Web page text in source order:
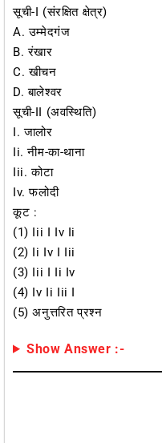
सूची-I (संरक्षित क्षेत्र)
A. उम्मेदगंज
B. रंखार
C. खीचन
D. बालेश्वर
सूची-II (अवस्थिति)
I. जालोर
Ii. नीम-का-थाना
Iii. कोटा
Iv. फलोदी
कूट :
(1) Iii I Iv Ii
(2) Ii Iv I Iii
(3) Iii I Ii Iv
(4) Iv Ii Iii I
(5) अनुत्तरित प्रश्न
Show Answer :-